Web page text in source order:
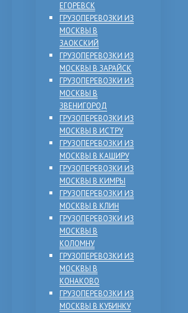
ЕГОРЕВСК
ГРУЗОПЕРЕВОЗКИ ИЗ
МОСКВЫ В
ЗАОКСКИЙ
ГРУЗОПЕРЕВОЗКИ ИЗ
МОСКВЫ В ЗАРАЙСК
ГРУЗОПЕРЕВОЗКИ ИЗ
МОСКВЫ В
ЗВЕНИГОРОД
ГРУЗОПЕРЕВОЗКИ ИЗ
МОСКВЫ В ИСТРУ
ГРУЗОПЕРЕВОЗКИ ИЗ
МОСКВЫ В КАШИРУ
ГРУЗОПЕРЕВОЗКИ ИЗ
МОСКВЫ В КИМРЫ
ГРУЗОПЕРЕВОЗКИ ИЗ
МОСКВЫ В КЛИН
ГРУЗОПЕРЕВОЗКИ ИЗ
МОСКВЫ В
КОЛОМНУ
ГРУЗОПЕРЕВОЗКИ ИЗ
МОСКВЫ В
КОНАКОВО
ГРУЗОПЕРЕВОЗКИ ИЗ
МОСКВЫ В КУБИНКУ